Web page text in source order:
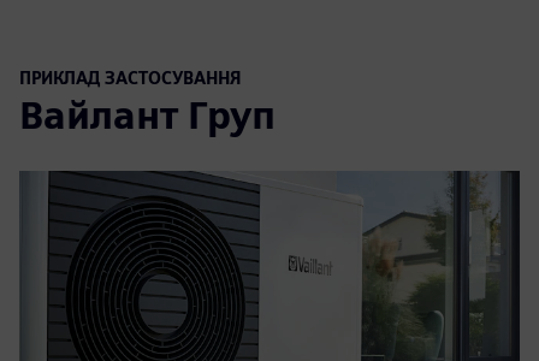
ПРИКЛАД ЗАСТОСУВАННЯ
Вайлант Груп